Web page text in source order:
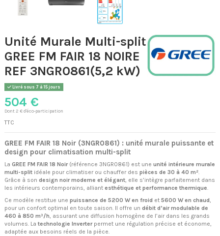
Unité Murale Multi-split
GREE FM FAIR 18 NOIRE
REF 3NGR0861(5,2 kW)
Livré sous 7 à 15 jours
504 €
Dont 2 € d'éco-participation
TTC
GREE FM FAIR 18 Noir (3NGR0861) : unité murale puissante et
design pour climatisation multi-split
La GREE FM FAIR 18 Noir(référence 3NGR0861) est une unité intérieure murale
multi-split idéale pour climatiser ou chauffer des pièces de 30 à 40 m²
Grâce à son design noir moderne et élégant , elle s’intègre parfaitement dans
les intérieurs contemporains, alliant esthétique et performance thermique
Ce modèle restitue une puissance de 5200 W en froid et 5600 W en chaud,
pour un confort optimal en toute saison. Il offre un débit d’air modulable de
460 à 850 m³/h, assurant une diffusion homogène de l’air dans les grands
volumes. La technologie Inverterpermet une régulation précise et économe,
adaptée aux besoins réels de la pièce.